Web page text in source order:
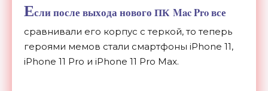
Если после выхода нового ПК Mac Pro все
сравнивали его корпус с теркой, то теперь
героями мемов стали смартфоны iPhone 11,
iPhone 11 Pro и iPhone 11 Pro Max.